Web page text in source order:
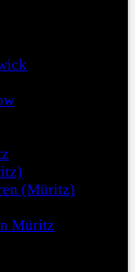
(Müritz)
Müritz